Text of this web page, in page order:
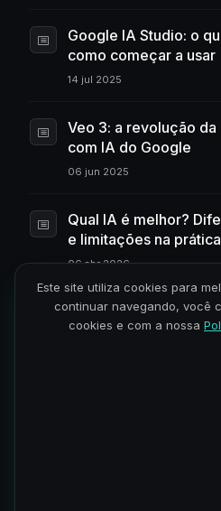
Google IA Studio: o
como começar a usar
14 jul 2025
Veo 3: a revolução
com IA do Google
06 jun 2025
Qual IA é melhor?
e limitações na prática
06 abr 2026
Como aprender IA
caminho mais curto
Este site utiliza cookies para
continuar navegando, você
cookies e com a nossa